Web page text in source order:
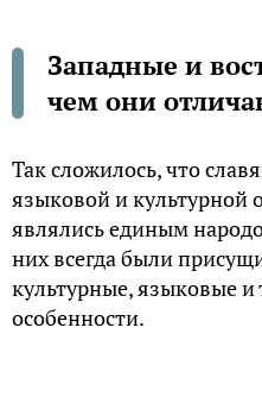
Западные и
чем они
Так сложилось, что
языковой и культурной
являлись единым
них всегда были
культурные, языковые
особенности.